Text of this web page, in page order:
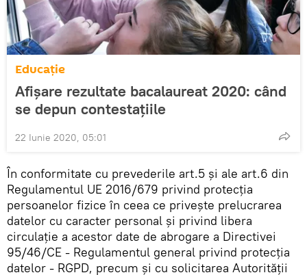
Educație
Afișare rezultate bacalaureat 2020: când
se depun contestațiile
22 Iunie 2020, 05:01
În conformitate cu prevederile art.5 și ale art.6 din
Regulamentul UE 2016/679 privind protecția
persoanelor fizice în ceea ce privește prelucrarea
datelor cu caracter personal și privind libera
circulație a acestor date de abrogare a Directivei
95/46/CE - Regulamentul general privind protecția
datelor - RGPD, precum și cu solicitarea Autorității